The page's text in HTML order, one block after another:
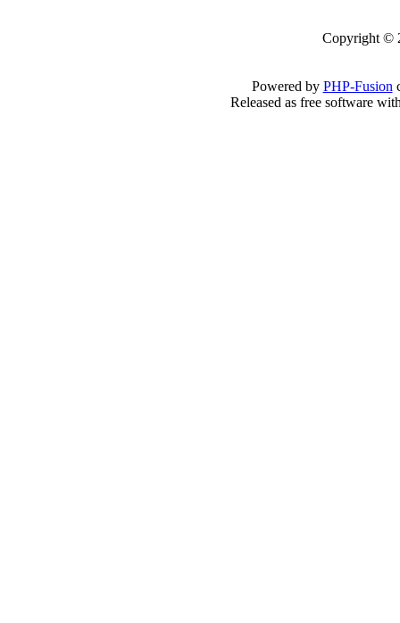
Copyright ©
Powered by PHP-Fusion
Released as free software